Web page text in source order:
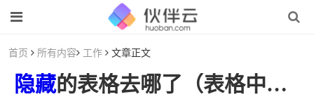
首页 所有内容 工作 文章正文
隐藏的表格去哪了（表格中的